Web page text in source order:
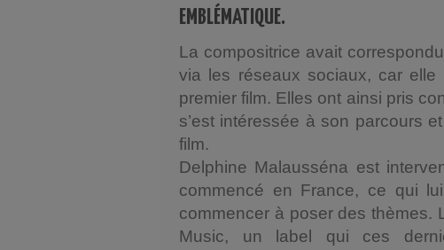
EMBLÉMATIQUE.
La compositrice avait
via les réseaux sociaux, car
premier film. Elles ont ainsi pris
s’est intéressée à son parcours
film.
Delphine Malausséna est
commencé en France, ce qui
commencer à poser des thèmes.
Music, un label qui ces